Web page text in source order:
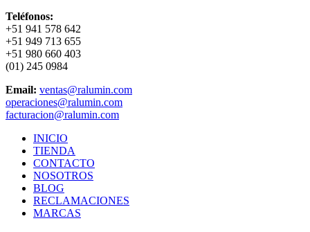
Teléfonos:
+51 941 578 642
+51 949 713 655
+51 980 660 403
(01) 245 0984
Email: ventas@ralumin.com
operaciones@ralumin.com
facturacion@ralumin.com
INICIO
TIENDA
CONTACTO
NOSOTROS
BLOG
RECLAMACIONES
MARCAS